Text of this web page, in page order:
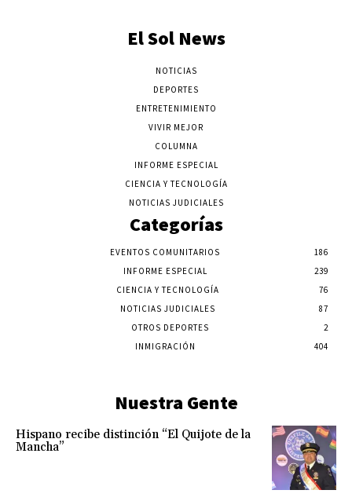
El Sol News
NOTICIAS
DEPORTES
ENTRETENIMIENTO
VIVIR MEJOR
COLUMNA
INFORME ESPECIAL
CIENCIA Y TECNOLOGÍA
NOTICIAS JUDICIALES
Categorías
EVENTOS COMUNITARIOS
186
INFORME ESPECIAL
239
CIENCIA Y TECNOLOGÍA
76
NOTICIAS JUDICIALES
87
OTROS DEPORTES
2
INMIGRACIÓN
404
Nuestra Gente
Hispano recibe distinción “El Quijote de la
Mancha”